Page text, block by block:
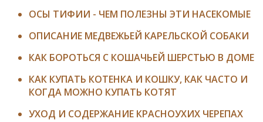
ОСЫ ТИФИИ - ЧЕМ ПОЛЕЗНЫ ЭТИ НАСЕКОМЫЕ
ОПИСАНИЕ МЕДВЕЖЬЕЙ КАРЕЛЬСКОЙ СОБАКИ
КАК БОРОТЬСЯ С КОШАЧЬЕЙ ШЕРСТЬЮ В ДОМЕ
КАК КУПАТЬ КОТЕНКА И КОШКУ, КАК ЧАСТО И
КОГДА МОЖНО КУПАТЬ КОТЯТ
УХОД И СОДЕРЖАНИЕ КРАСНОУХИХ ЧЕРЕПАХ